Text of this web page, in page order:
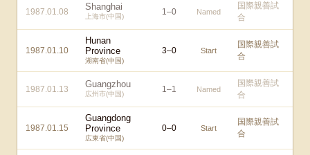
1987.01.08 Shanghai
上海市(中国) 1–0 Named
国際親善試
合
1987.01.10
Hunan
Province
湖南省(中国)
3–0 Start
国際親善試
合
1987.01.13 Guangzhou
広州市(中国) 1–1 Named
国際親善試
合
1987.01.15
Guangdong
Province
広東省(中国)
0–0 Start
国際親善試
合